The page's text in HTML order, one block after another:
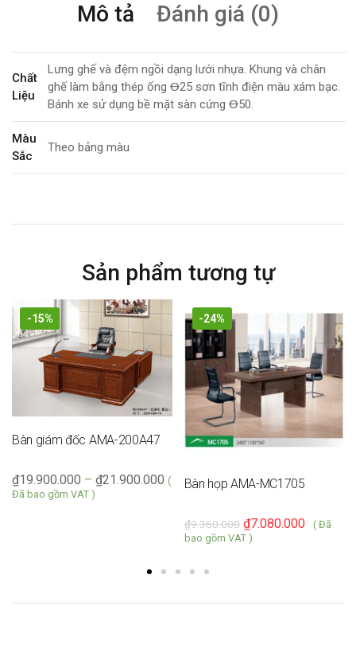
Mô tả Đánh giá (0)
Chất
Liệu
Lưng ghế và đệm ngồi dạng lưới nhựa. Khung và chân
ghế làm bằng thép ống Ꝋ25 sơn tĩnh điện màu xám bạc.
Bánh xe sử dụng bề mặt sàn cứng Ꝋ50.
Màu
Sắc
Theo bảng màu
Hành
3 năm
Sản phẩm tương tự
-15%
Bàn giám đốc AMA-200A47
19.900.000
₫ – 21.900.000
₫
(
Đã bao gồm VAT )
-24%
Bàn họp AMA-MC1705
9.360.000
₫ 7.080.000
₫
( Đã
bao gồm VAT )